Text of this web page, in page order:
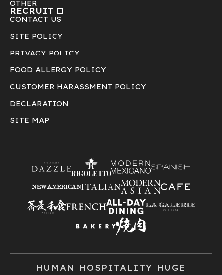
OTHER
RECRUIT
CONTACT US
SITE POLICY
PRIVACY POLICY
FOOD ALLERGY POLICY
CUSTOMER HARASSMENT POLICY
DECLARATION
SITE MAP
HUMAN HOSPITALITY HUGE